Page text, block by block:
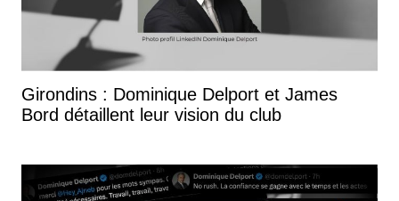
Girondins : Dominique Delport et James
Bord détaillent leur vision du club